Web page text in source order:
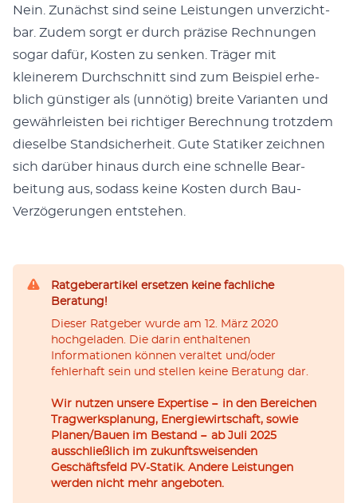
Nein. Zunächst sind seine Leis­tun­gen unverzicht­
bar. Zudem sorgt er durch präzise Rech­nun­gen
sog­ar dafür, Kosten zu senken. Träger mit
kleinerem Durch­schnitt sind zum Beispiel erhe­
blich gün­stiger als (unnötig) bre­ite Vari­anten und
gewährleis­ten bei richtiger Berech­nung trotz­dem
dieselbe Stand­sicher­heit. Gute Sta­tik­er zeich­nen
sich darüber hin­aus durch eine schnelle Bear­
beitung aus, sodass keine Kosten durch Bau-
Verzögerun­gen entste­hen.
Ratgeberartikel ersetzen keine fachliche
Beratung!
Dieser Ratgeber wurde am 12. März 2020
hochgeladen. Die darin enthaltenen
Informationen können veraltet und/oder
fehlerhaft sein und stellen keine Beratung dar.
Wir nutzen unsere Expertise − in den Bereichen
Tragwerksplanung, Energiewirtschaft, sowie
Planen/Bauen im Bestand − ab Juli 2025
ausschließlich im zukunftsweisenden
Geschäftsfeld PV-Statik. Andere Leistungen
werden nicht mehr angeboten.